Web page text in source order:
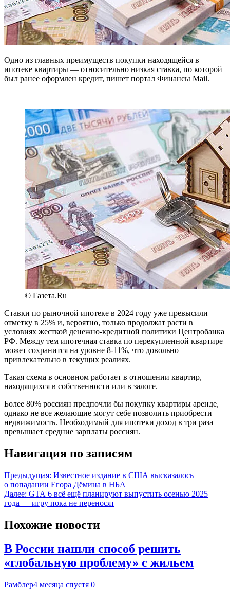
Одно из главных преимуществ покупки находящейся в
ипотеке квартиры — относительно низкая ставка, по которой
был ранее оформлен кредит, пишет портал Финансы Mail.
© Газета.Ru
Ставки по рыночной ипотеке в 2024 году уже превысили
отметку в 25% и, вероятно, только продолжат расти в
условиях жесткой денежно-кредитной политики Центробанка
РФ. Между тем ипотечная ставка по перекупленной квартире
может сохранится на уровне 8-11%, что довольно
привлекательно в текущих реалиях.
Такая схема в основном работает в отношении квартир,
находящихся в собственности или в залоге.
Более 80% россиян предпочли бы покупку квартиры аренде,
однако не все желающие могут себе позволить приобрести
недвижимость. Необходимый для ипотеки доход в три раза
превышает средние зарплаты россиян.
Навигация по записям
Предыдущая: Известное издание в США высказалось
о попадании Егора Дёмина в НБА
Далее: GTA 6 всё ещё планируют выпустить осенью 2025
года — игру пока не переносят
Похожие новости
В России нашли способ решить
«глобальную проблему» с жильем
Рамблер4 месяца спустя 0